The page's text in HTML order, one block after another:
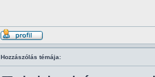
Hozzászólás témája: